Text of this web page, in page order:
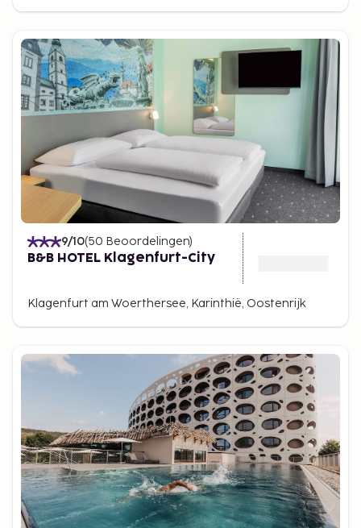
9/10(50 Beoordelingen)
B&B HOTEL Klagenfurt-City
Klagenfurt am Woerthersee, Karinthië, Oostenrijk